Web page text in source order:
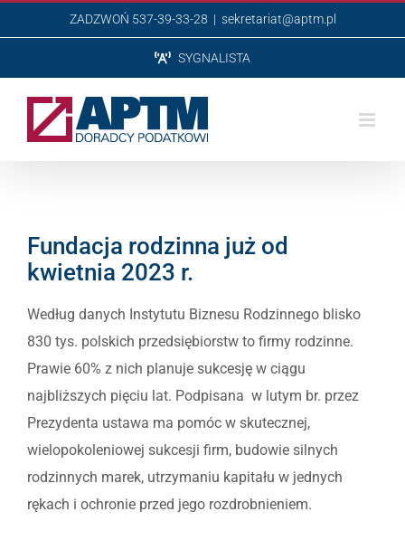
do
ZADZWOŃ 537-39-33-28 | sekretariat@aptm.pl
SYGNALISTA
Fundacja rodzinna już od
kwietnia 2023 r.
Według danych Instytutu Biznesu Rodzinnego blisko
830 tys. polskich przedsiębiorstw to firmy rodzinne.
Prawie 60% z nich planuje sukcesję w ciągu
najbliższych pięciu lat. Podpisana w lutym br. przez
Prezydenta ustawa ma pomóc w skutecznej,
wielopokoleniowej sukcesji firm, budowie silnych
rodzinnych marek, utrzymaniu kapitału w jednych
rękach i ochronie przed jego rozdrobnieniem.